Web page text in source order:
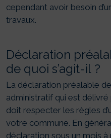
cependant avoir besoin
travaux.
Déclaration
de quoi s’agit-il ?
La déclaration préalable
administratif qui est
doit respecter les règles
votre commune. En
déclaration sous un mois